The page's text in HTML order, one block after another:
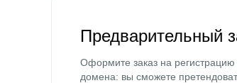
Предварительный
Оформите заказ на
домена: вы сможете